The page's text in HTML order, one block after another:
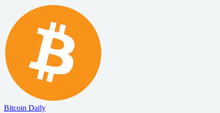
Bitcoin Daily